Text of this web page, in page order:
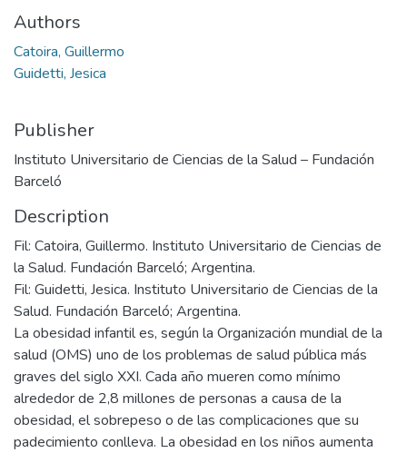
Authors
Catoira, Guillermo
Guidetti, Jesica
Publisher
Instituto Universitario de Ciencias de la Salud – Fundación
Barceló
Description
Fil: Catoira, Guillermo. Instituto Universitario de Ciencias de
la Salud. Fundación Barceló; Argentina.
Fil: Guidetti, Jesica. Instituto Universitario de Ciencias de la
Salud. Fundación Barceló; Argentina.
La obesidad infantil es, según la Organización mundial de la
salud (OMS) uno de los problemas de salud pública más
graves del siglo XXI. Cada año mueren como mínimo
alrededor de 2,8 millones de personas a causa de la
obesidad, el sobrepeso o de las complicaciones que su
padecimiento conlleva. La obesidad en los niños aumenta